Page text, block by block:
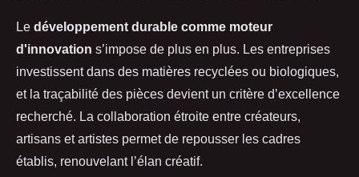
Le développement durable comme moteur
d'innovation s’impose de plus en plus. Les entreprises
investissent dans des matières recyclées ou biologiques,
et la traçabilité des pièces devient un critère d’excellence
recherché. La collaboration étroite entre créateurs,
artisans et artistes permet de repousser les cadres
établis, renouvelant l’élan créatif.